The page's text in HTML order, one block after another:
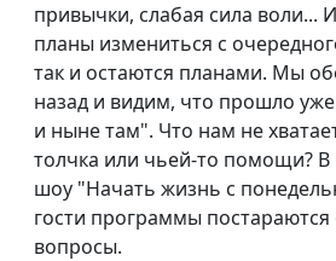
привычки, слабая сила воли...
планы измениться с
так и остаются планами. Мы
назад и видим, что прошло
и ныне там". Что нам не
толчка или чьей-то помощи?
шоу "Начать жизнь с
гости программы постараются
вопросы.
Любовь всему верит.
Что люди хотят
получить на Новый
год
Юлия
Кунцевич,
Елена
Психология и вера:
где искать опору?
Анна
Мое прошлое